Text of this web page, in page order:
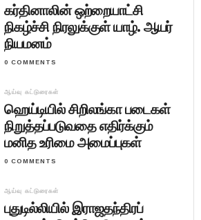
கர்தினாலின் ஒற்றையாட்சி
நிகழ்ச்சி நிரலுக்குள் யாழ். ஆயர்
நியமனம்
0 COMMENTS
ஆய்வு கட்டுரைகள்
ஹெய்டியில் சிறிலங்கா படைகள்
நிறுத்தப்படுவதை எதிர்க்கும்
மனித உரிமை அமைப்புகள்
0 COMMENTS
ஆய்வு கட்டுரைகள்
புதுடில்லியில் இராஜதந்திரப்